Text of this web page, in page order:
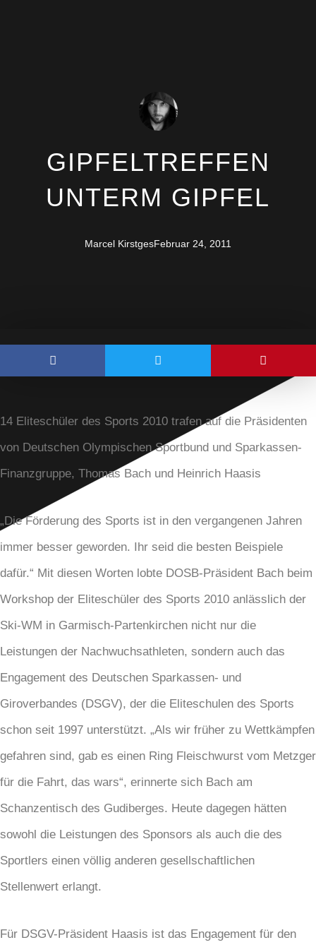
GIPFELTREFFEN
UNTERM GIPFEL
Marcel KirstgesFebruar 24, 2011
14 Eliteschüler des Sports 2010 trafen auf die Präsidenten
von Deutschen Olympischen Sportbund und Sparkassen-
Finanzgruppe, Thomas Bach und Heinrich Haasis
„Die Förderung des Sports ist in den vergangenen Jahren
immer besser geworden. Ihr seid die besten Beispiele
dafür.“ Mit diesen Worten lobte DOSB-Präsident Bach beim
Workshop der Eliteschüler des Sports 2010 anlässlich der
Ski-WM in Garmisch-Partenkirchen nicht nur die
Leistungen der Nachwuchsathleten, sondern auch das
Engagement des Deutschen Sparkassen- und
Giroverbandes (DSGV), der die Eliteschulen des Sports
schon seit 1997 unterstützt. „Als wir früher zu Wettkämpfen
gefahren sind, gab es einen Ring Fleischwurst vom Metzger
für die Fahrt, das wars“, erinnerte sich Bach am
Schanzentisch des Gudiberges. Heute dagegen hätten
sowohl die Leistungen des Sponsors als auch die des
Sportlers einen völlig anderen gesellschaftlichen
Stellenwert erlangt.
Für DSGV-Präsident Haasis ist das Engagement für den